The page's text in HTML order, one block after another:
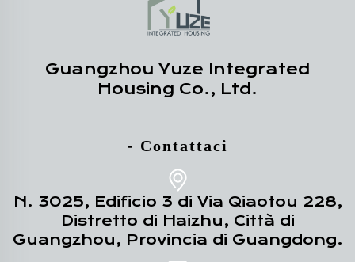
Guangzhou Yuze Integrated
Housing Co., Ltd.
- Contattaci
N. 3025, Edificio 3 di Via Qiaotou 228,
Distretto di Haizhu, Città di
Guangzhou, Provincia di Guangdong.